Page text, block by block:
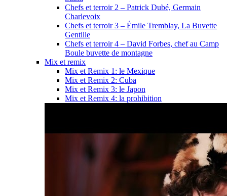
Chefs et terroir 2 – Patrick Dubé, Germain
Charlevoix
Chefs et terroir 3 – Émile Tremblay, La Buvette
Gentille
Chefs et terroir 4 – David Forbes, chef au Camp
Boule buvette de montagne
Mix et remix
Mix et Remix 1: le Mexique
Mix et Remix 2: Cuba
Mix et Remix 3: le Japon
Mix et Remix 4: la prohibition